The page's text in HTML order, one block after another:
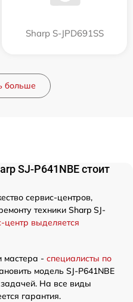
Sharp S-JPD691SS
больше
SJ-P641NBE стоит
сервис-центров,
техники Sharp SJ-
центр выделяется
- специалисты по
модель SJ-P641NBE
На все виды
гарантия.